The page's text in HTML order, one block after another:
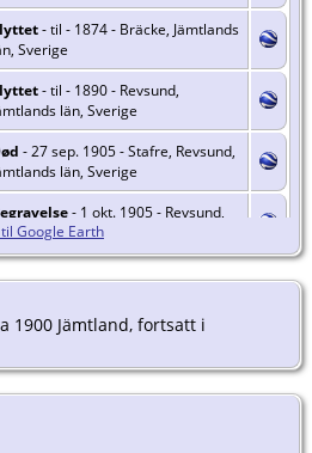
- til - 1874 - Bräcke, Jämtlands
Sverige
- til - 1890 - Revsund,
län, Sverige
- 27 sep. 1905 - Stafre, Revsund,
län, Sverige
- 1 okt. 1905 - Revsund,
län, Sverige
Google Earth
1900 Jämtland, fortsatt i